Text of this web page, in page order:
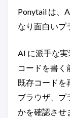
Ponytail は、
なり面白いプ
AI に派手な実
コードを書く
既存コードを
ブラウザ、プ
かを確認させ